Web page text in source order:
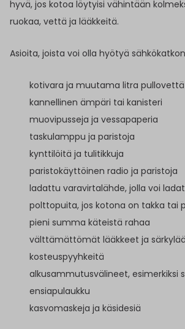
hyvä, jos kotoa löytyisi vähintään
ruokaa, vettä ja lääkkeitä.
Asioita, joista voi olla hyötyä
kotivara ja muutama litra pullovettä
kannellinen ämpäri tai kanisteri
muovipusseja ja vessapaperia
taskulamppu ja paristoja
kynttilöitä ja tulitikkuja
paristokäyttöinen radio ja paristoja
ladattu varavirtalähde, jolla voi
polttopuita, jos kotona on takka tai
pieni summa käteistä rahaa
välttämättömät lääkkeet ja
kosteuspyyhkeitä
alkusammutusvälineet, esimerkiksi
ensiapulaukku
kasvomaskeja ja käsidesiä